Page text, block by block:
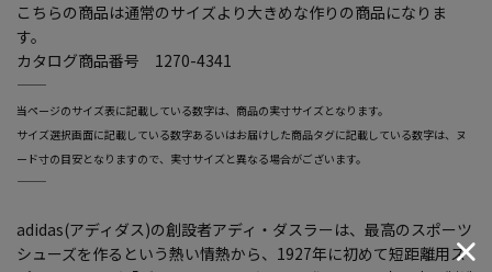
こちらの商品は通常のサイズより大きめな作りの商品になりま
す。
カタログ商品番号 1270-4341
―――――――――――――――――――――――
当ページのサイズ表に記載している数字は、商品の実寸サイズとなります。
サイズ選択画面に記載している数字あるいはお届けした商品タグに記載している数字は、ヌ
ード寸の目安となりますので、実寸サイズと異なる場合がございます。
―――――――――――――――――――――――
adidas(アディダス)の創設者アディ・ダスラーは、最高のスポーツ
シューズを作るという熱い情熱から、1927年に初めて短距離用ス